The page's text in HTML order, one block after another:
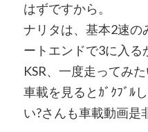
はずですから。
ナリタは、基本2速の
ートエンドで3に入る
KSR、一度走ってみ
車載を見るとｶﾞｸﾌﾞﾙ
い?さんも車載動画